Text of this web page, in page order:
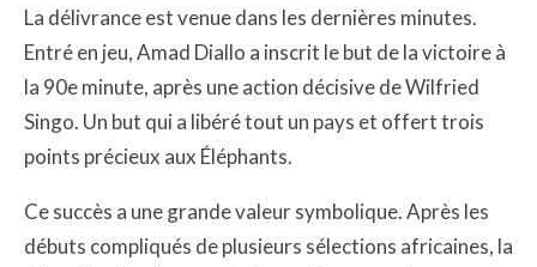
La délivrance est venue dans les dernières minutes.
Entré en jeu, Amad Diallo a inscrit le but de la victoire à
la 90e minute, après une action décisive de Wilfried
Singo. Un but qui a libéré tout un pays et offert trois
points précieux aux Éléphants.
Ce succès a une grande valeur symbolique. Après les
débuts compliqués de plusieurs sélections africaines, la